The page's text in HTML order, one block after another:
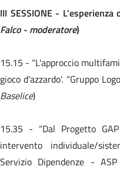
III SESSIONE -
Falco - moderatore)
15.15 - “L'approccio
gioco d'azzardo'. “Gruppo
Baselice)
15.35 - “Dal Progetto
intervento individuale/
Servizio Dipendenze -